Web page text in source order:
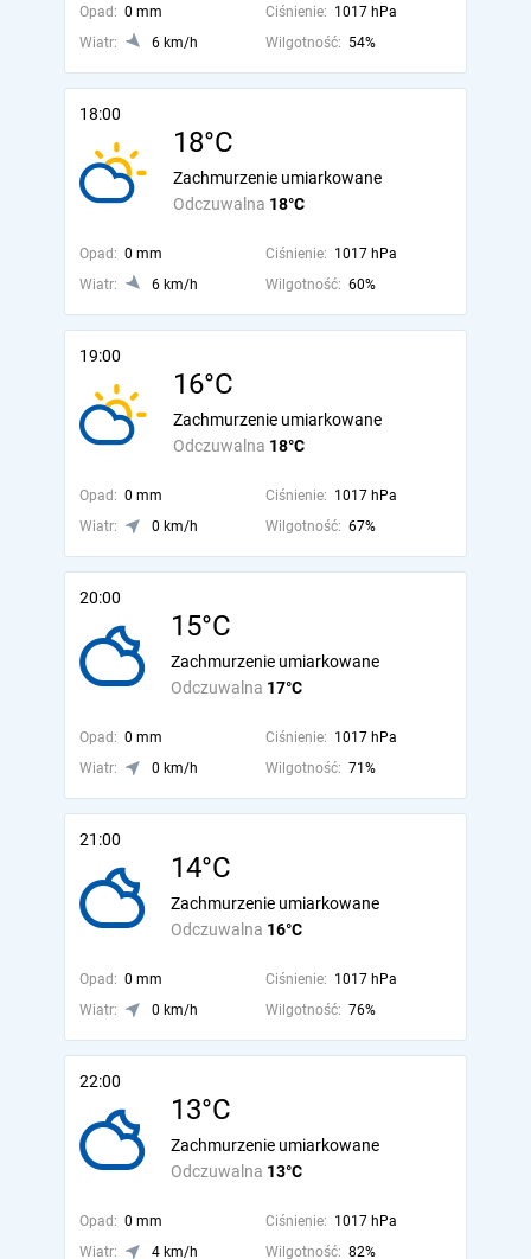
Opad: 0 mm Ciśnienie: 1017 hPa
Wiatr:
6 km/h Wilgotność: 54%
18:00
18°C
Odczuwalna 18°C
Zachmurzenie umiarkowane
Opad: 0 mm Ciśnienie: 1017 hPa
Wiatr:
6 km/h Wilgotność: 60%
19:00
16°C
Odczuwalna 18°C
Zachmurzenie umiarkowane
Opad: 0 mm Ciśnienie: 1017 hPa
Wiatr:
0 km/h Wilgotność: 67%
20:00
15°C
Odczuwalna 17°C
Zachmurzenie umiarkowane
Opad: 0 mm Ciśnienie: 1017 hPa
Wiatr:
0 km/h Wilgotność: 71%
21:00
14°C
Odczuwalna 16°C
Zachmurzenie umiarkowane
Opad: 0 mm Ciśnienie: 1017 hPa
Wiatr:
0 km/h Wilgotność: 76%
22:00
13°C
Odczuwalna 13°C
Zachmurzenie umiarkowane
Opad: 0 mm Ciśnienie: 1017 hPa
Wiatr:
4 km/h Wilgotność: 82%